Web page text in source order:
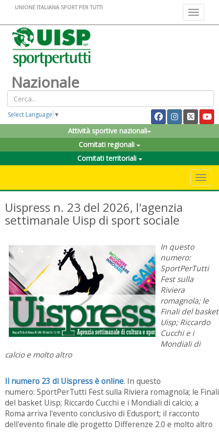
Toggle
UNIONE ITALIANA SPORT PER TUTTI
Nazionale
Select Language ▼
Attività sportive nazionali
Comitati regionali
Comitati territoriali
Uispress n. 23 del 2026, l'agenzia
settimanale Uisp di sport sociale
In questo
numero:
SportPerTutti
Fest sulla
Riviera
romagnola; le
Finali del basket
Uisp; Riccardo
Cucchi e i
Mondiali di
calcio e molto altro
Il numero 23 di Uispress è online. In questo
numero: SportPerTutti Fest sulla Riviera romagnola; le Finali
del basket Uisp; Riccardo Cucchi e i Mondiali di calcio; a
Roma arriva l'evento conclusivo di Edusport; il racconto
dell'evento finale dle progetto Differenze 2.0 e molto altro